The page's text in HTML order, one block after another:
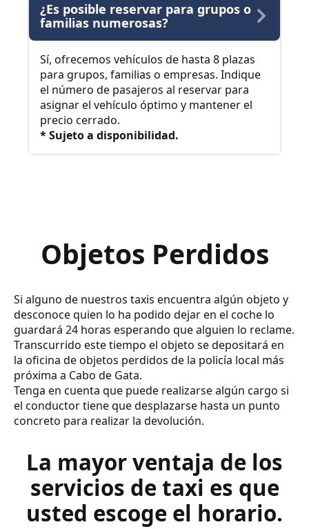
¿Es posible reservar para grupos o
familias numerosas?
Sí, ofrecemos vehículos de hasta 8 plazas
para grupos, familias o empresas. Indique
el número de pasajeros al reservar para
asignar el vehículo óptimo y mantener el
precio cerrado.
* Sujeto a disponibilidad.
Objetos Perdidos
Si alguno de nuestros taxis encuentra algún objeto y
desconoce quien lo ha podido dejar en el coche lo
guardará 24 horas esperando que alguien lo reclame.
Transcurrido este tiempo el objeto se depositará en
la oficina de objetos perdidos de la policía local más
próxima a Cabo de Gata.
Tenga en cuenta que puede realizarse algún cargo si
el conductor tiene que desplazarse hasta un punto
concreto para realizar la devolución.
La mayor ventaja de los
servicios de taxi es que
usted escoge el horario.